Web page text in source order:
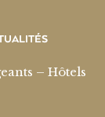
– Hôtels